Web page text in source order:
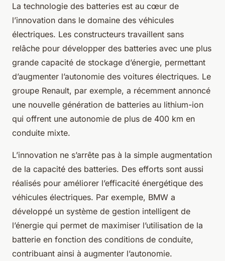
La technologie des batteries est au cœur de
l’innovation dans le domaine des véhicules
électriques. Les constructeurs travaillent sans
relâche pour développer des batteries avec une plus
grande capacité de stockage d’énergie, permettant
d’augmenter l’autonomie des voitures électriques. Le
groupe Renault, par exemple, a récemment annoncé
une nouvelle génération de batteries au lithium-ion
qui offrent une autonomie de plus de 400 km en
conduite mixte.
L’innovation ne s’arrête pas à la simple augmentation
de la capacité des batteries. Des efforts sont aussi
réalisés pour améliorer l’efficacité énergétique des
véhicules électriques. Par exemple, BMW a
développé un système de gestion intelligent de
l’énergie qui permet de maximiser l’utilisation de la
batterie en fonction des conditions de conduite,
contribuant ainsi à augmenter l’autonomie.